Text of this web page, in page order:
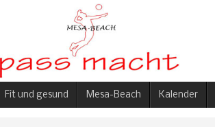
Fit und gesund Mesa-Beach Kalender